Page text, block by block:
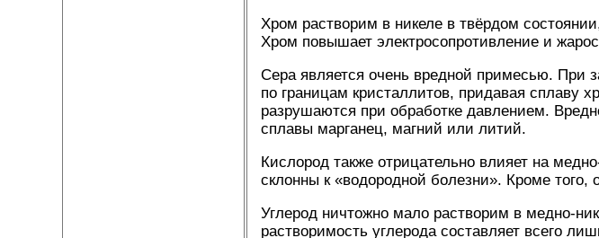
Хром растворим в никеле в твёрдом
Хром повышает электросопротивление и
Сера является очень вредной примесью. При
по границам кристаллитов, придавая сплаву
разрушаются при обработке давлением.
сплавы марганец, магний или литий.
Кислород также отрицательно влияет на
склонны к «водородной болезни». Кроме того,
Углерод ничтожно мало растворим в медно-
растворимость углерода составляет всего